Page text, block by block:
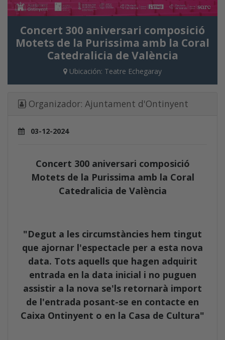
Concert 300 aniversari composició
Motets de la Purissima amb la Coral
Catedralicia de València
Ubicación: Teatre Echegaray
Organizador: Ajuntament d'Ontinyent
03-12-2024
Concert 300 aniversari composició
Motets de la Purissima amb la Coral
Catedralicia de València
"Degut a les circumstàncies hem tingut
que ajornar l'espectacle per a esta nova
data. Tots aquells que hagen adquirit
entrada en la data inicial i no puguen
assistir a la nova se'ls retornarà import
de l'entrada posant-se en contacte en
Caixa Ontinyent o en la Casa de Cultura"